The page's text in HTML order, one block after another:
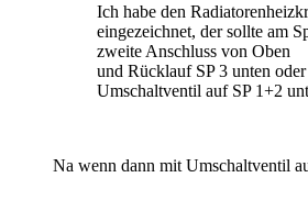
Ich habe den
eingezeichnet, der sollte am
zweite Anschluss von Oben
und Rücklauf SP 3 unten
Umschaltventil auf SP 1+2
Na wenn dann mit Umschaltventil